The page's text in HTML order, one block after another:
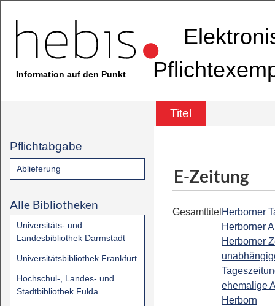
Information auf den Punkt
Titel
Pflichtabgabe
Ablieferung
Alle Bibliotheken
Universitäts- und
Landesbibliothek Darmstadt
Universitätsbibliothek Frankfurt
Hochschul-, Landes- und
Stadtbibliothek Fulda
E-Zeitung
Gesamttitel Herborner
Herborner
Herborner
ehemalige
Herborn